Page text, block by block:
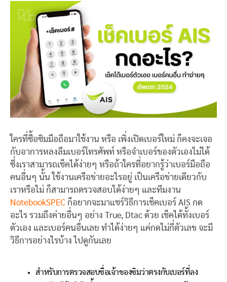
ใครที่ซื้อซิมมือถือมาใช้งาน หรือ เพิ่งเปิดเบอร์ใหม่ ก็คงจะเจอ
กับอาการหลงลืมเบอร์โทรศัพท์ หรือจำเบอร์ของตัวเองไม่ได้
ซึ่งเราสามารถเช็คได้ง่ายๆ หรือถ้าใครที่อยากรู้ว่าเบอร์มือถือ
คนอื่นๆ นั้น ใช้งานเครือข่ายอะไรอยู่ เป็นเครือข่ายเดียวกับ
เราหรือไม่ ก็สามารถตรวจสอบได้ง่ายๆ และทีมงาน
NotebookSPEC ก็อยากจะมาแชร์วิธีการเช็คเบอร์ AIS กด
อะไร รวมถึงค่ายอื่นๆ อย่าง True, Dtac ด้วย เช็คได้ทั้งเบอร์
ตัวเอง และเบอร์คนอื่นเลย ทำได้ง่ายๆ แค่กดไม่กี่ตัวเลข จะมี
วิธีการอย่างไรบ้าง ไปดูกันเลย
สำหรับการตรวจสอบชื่อเจ้าของซิมว่าตรงกับเบอร์ที่ลง